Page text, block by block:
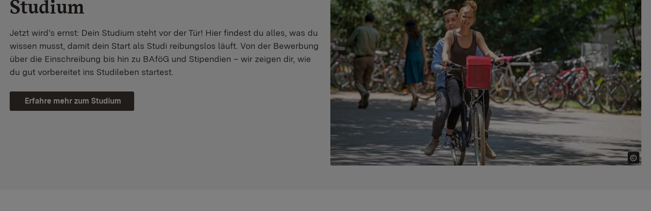
Studium
Jetzt wird’s ernst: Dein Studium steht vor der Tür! Hier findest du alles, was du
wissen musst, damit dein Start als Studi reibungslos läuft. Von der Bewerbung
über die Einschreibung bis hin zu BAföG und Stipendien – wir zeigen dir, wie
du gut vorbereitet ins Studileben startest.
Erfahre mehr zum Studium